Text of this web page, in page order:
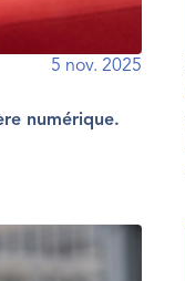
5 nov. 2025
numérique.